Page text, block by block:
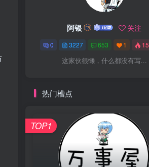
阿银 关注
0 3227 653 1
这家伙很懒，什么都没有写...
热门槽点
TOP1